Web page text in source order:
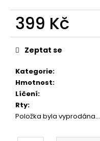
399 Kč
Měrná
cena:
Kategorie:
Hmotnost:
Líčení:
Rty:
Položka byla vyprodána…
Zeptat se